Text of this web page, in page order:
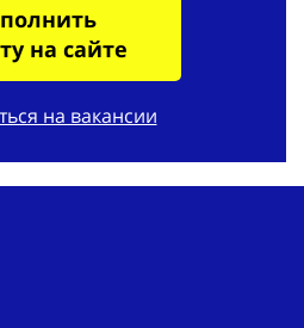
на сайте
на вакансии